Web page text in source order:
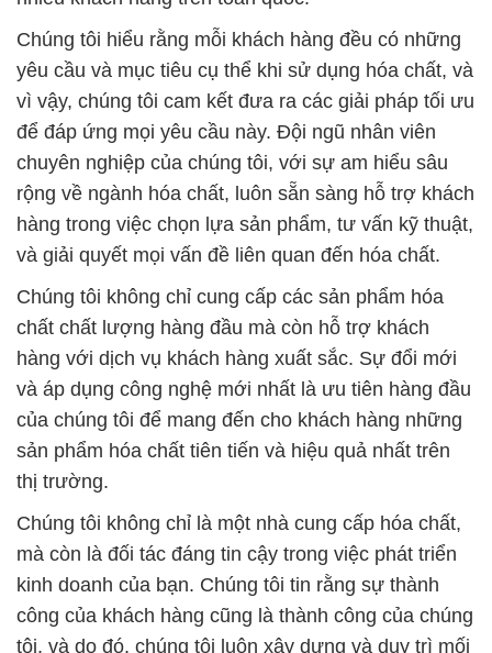
Chúng tôi hiểu rằng mỗi khách hàng đều có những
yêu cầu và mục tiêu cụ thể khi sử dụng hóa chất, và
vì vậy, chúng tôi cam kết đưa ra các giải pháp tối ưu
để đáp ứng mọi yêu cầu này. Đội ngũ nhân viên
chuyên nghiệp của chúng tôi, với sự am hiểu sâu
rộng về ngành hóa chất, luôn sẵn sàng hỗ trợ khách
hàng trong việc chọn lựa sản phẩm, tư vấn kỹ thuật,
và giải quyết mọi vấn đề liên quan đến hóa chất.
Chúng tôi không chỉ cung cấp các sản phẩm hóa
chất chất lượng hàng đầu mà còn hỗ trợ khách
hàng với dịch vụ khách hàng xuất sắc. Sự đổi mới
và áp dụng công nghệ mới nhất là ưu tiên hàng đầu
của chúng tôi để mang đến cho khách hàng những
sản phẩm hóa chất tiên tiến và hiệu quả nhất trên
thị trường.
Chúng tôi không chỉ là một nhà cung cấp hóa chất,
mà còn là đối tác đáng tin cậy trong việc phát triển
kinh doanh của bạn. Chúng tôi tin rằng sự thành
công của khách hàng cũng là thành công của chúng
tôi, và do đó, chúng tôi luôn xây dựng và duy trì mối